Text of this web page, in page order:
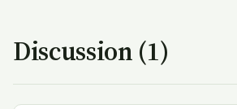
Discussion (1)